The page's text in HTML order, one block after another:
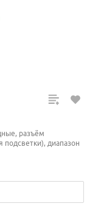
разъём
подсветки), диапазон